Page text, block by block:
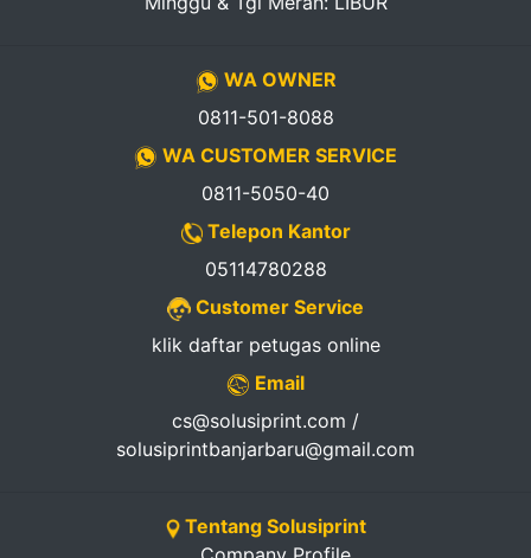
WA OWNER
0811-501-8088
WA CUSTOMER SERVICE
0811-5050-40
Telepon Kantor
05114780288
Customer Service
klik daftar petugas online
Email
cs@solusiprint.com /
solusiprintbanjarbaru@gmail.com
Tentang Solusiprint